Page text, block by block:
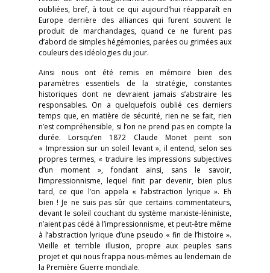
oubliées, bref, à tout ce qui aujourd’hui réapparaît en
Europe derrière des alliances qui furent souvent le
produit de marchandages, quand ce ne furent pas
d’abord de simples hégémonies, parées ou grimées aux
couleurs des idéologies du jour.
Ainsi nous ont été remis en mémoire bien des
paramètres essentiels de la stratégie, constantes
historiques dont ne devraient jamais s’abstraire les
responsables. On a quelquefois oublié ces derniers
temps que, en matière de sécurité, rien ne se fait, rien
n’est compréhensible, si l’on ne prend pas en compte la
durée. Lorsqu’en 1872 Claude Monet peint son
« Impression sur un soleil levant », il entend, selon ses
propres termes, « traduire les impressions subjectives
d’un moment », fondant ainsi, sans le savoir,
l’impressionnisme, lequel finit par devenir, bien plus
tard, ce que l’on appela « l’abstraction lyrique ». Eh
bien ! Je ne suis pas sûr que certains commentateurs,
devant le soleil couchant du système marxiste-léniniste,
n’aient pas cédé à l’impressionnisme, et peut-être même
à l’abstraction lyrique d’une pseudo « fin de l’histoire ».
Vieille et terrible illusion, propre aux peuples sans
projet et qui nous frappa nous-mêmes au lendemain de
la Première Guerre mondiale.